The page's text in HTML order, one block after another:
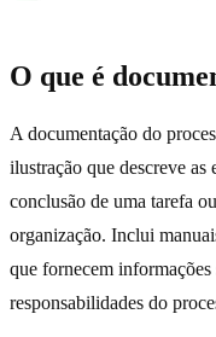
O que é
A documentação do
ilustração que descreve as
conclusão de uma tarefa
organização. Inclui
que fornecem informações
responsabilidades do